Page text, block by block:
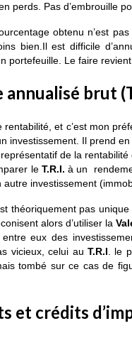
perds. Pas d’embrouille
obtenu n’est
bien.Il est difficile
portefeuille. Le faire
brut
et c’est mon
investissement. Il prend
de la
le T.R.I. à un
autre investissement
théoriquement pas
alors d’utiliser la
eux des
vicieux, celui auT.R.I . le
tombé sur ce cas de
et crédits